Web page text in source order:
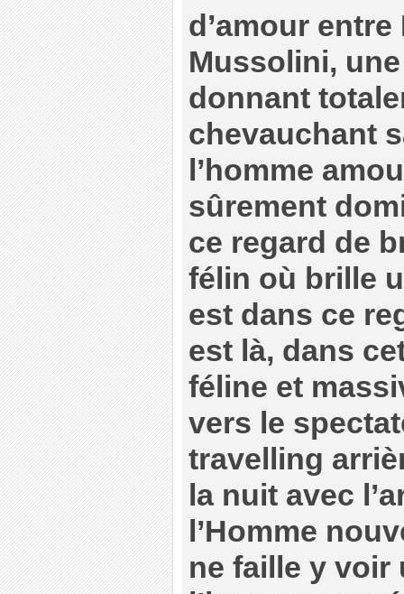
d’amour
Mussolini,
donnant
chevauchant
l’homme
sûrement
ce regard de
félin où brille
est dans ce
est là, dans
féline et
vers le
travelling
la nuit avec
l’Homme
ne faille y voir